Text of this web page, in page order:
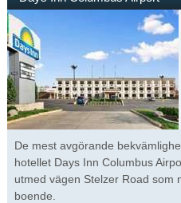
De mest avgörande
hotellet Days Inn Columbus
utmed vägen Stelzer Road som
boende.